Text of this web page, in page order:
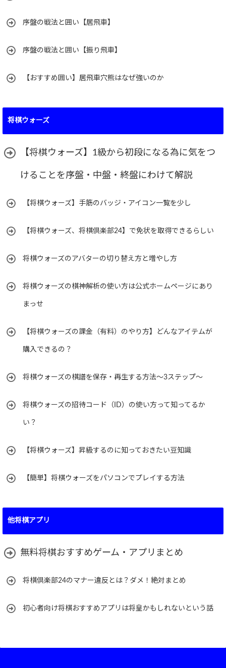
序盤の戦法と囲い【居飛車】
序盤の戦法と囲い【振り飛車】
【おすすめ囲い】居飛車穴熊はなぜ強いのか
将棋ウォーズ
【将棋ウォーズ】1級から初段になる為に気をつ
けることを序盤・中盤・終盤にわけて解説
【将棋ウォーズ】手筋のバッジ・アイコン一覧を少し
【将棋ウォーズ、将棋倶楽部24】で免状を取得できるらしい
将棋ウォーズのアバターの切り替え方と増やし方
将棋ウォーズの棋神解析の使い方は公式ホームページにあり
まっせ
【将棋ウォーズの課金（有料）のやり方】どんなアイテムが
購入できるの？
将棋ウォーズの棋譜を保存・再生する方法～3ステップ～
将棋ウォーズの招待コード（ID）の使い方って知ってるか
い？
【将棋ウォーズ】昇級するのに知っておきたい豆知識
【簡単】将棋ウォーズをパソコンでプレイする方法
他将棋アプリ
無料将棋おすすめゲーム・アプリまとめ
将棋倶楽部24のマナー違反とは？ダメ！絶対まとめ
初心者向け将棋おすすめアプリは将皇かもしれないという話